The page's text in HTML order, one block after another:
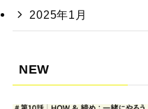
2025年1月
NEW